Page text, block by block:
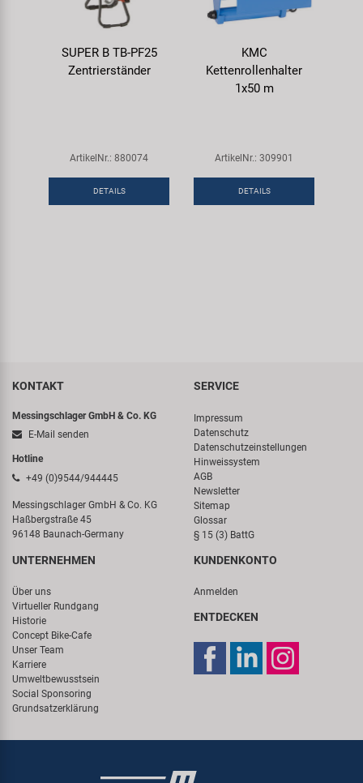
SUPER B TB-PF25
Zentrierständer
ArtikelNr.: 880074
DETAILS
KMC
Kettenrollenhalter
1x50 m
ArtikelNr.: 309901
DETAILS
KONTAKT
Messingschlager GmbH & Co. KG
E-Mail senden
Hotline
+49 (0)9544/944445
Messingschlager GmbH & Co. KG
Haßbergstraße 45
96148 Baunach-Germany
SERVICE
Impressum
Datenschutz
Datenschutzeinstellungen
Hinweissystem
AGB
Newsletter
Sitemap
Glossar
§ 15 (3) BattG
UNTERNEHMEN
Über uns
Virtueller Rundgang
Historie
Concept Bike-Cafe
Unser Team
Karriere
Umweltbewusstsein
Social Sponsoring
Grundsatzerklärung
KUNDENKONTO
Anmelden
ENTDECKEN